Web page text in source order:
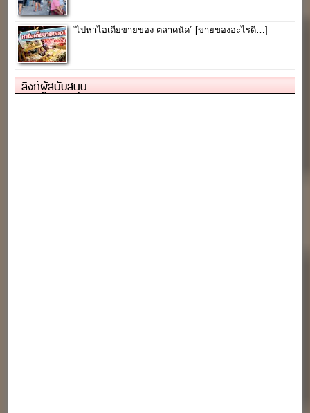
“ไปหาไอเดียขายของ ตลาดนัด” [ขายของอะไรดี…]
ลิงก์ผู้สนับสนุน